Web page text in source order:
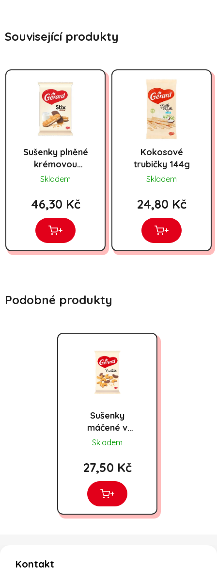
Související produkty
Sušenky plněné
krémovou
náplní, z
máčené v
kakaové polevě
Patysie 300 g
Skladem
46,30 Kč
+
Kokosové
trubičky 144g
Skladem
24,80 Kč
+
Podobné produkty
Sušenky
máčené v
kakaové polevě
Skladem
27,50 Kč
+
Kontakt